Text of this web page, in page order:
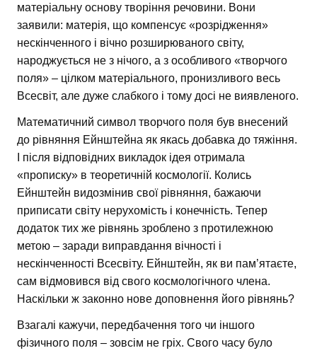
матеріальну основу творіння речовини. Вони
заявили: матерія, що компенсує «розрідження»
нескінченного і вічно розширюваного світу,
народжується не з нічого, а з особливого «творчого
поля» – цілком матеріального, пронизливого весь
Всесвіт, але дуже слабкого і тому досі не виявленого.
Математичний символ творчого поля був внесений
до рівняння Ейнштейна як якась добавка до тяжіння.
І після відповідних викладок ідея отримала
«прописку» в теоретичній космології. Колись
Ейнштейн видозмінив свої рівняння, бажаючи
приписати світу нерухомість і конечність. Тепер
додаток тих же рівнянь зроблено з протилежною
метою – заради виправдання вічності і
нескінченності Всесвіту. Ейнштейн, як ви пам’ятаєте,
сам відмовився від свого космологічного члена.
Наскільки ж законно нове доповнення його рівнянь?
Взагалі кажучи, передбачення того чи іншого
фізичного поля – зовсім не гріх. Свого часу було